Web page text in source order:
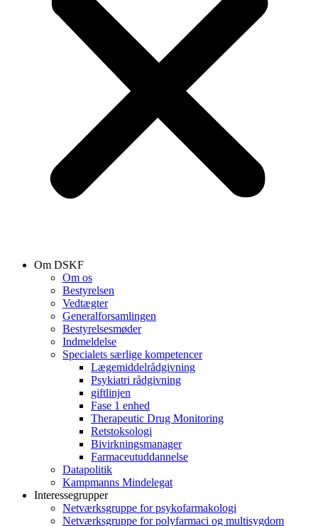
Om DSKF
Om os
Bestyrelsen
Vedtægter
Generalforsamlingen
Bestyrelsesmøder
Indmeldelse
Specialets særlige kompetencer
Lægemiddelrådgivning
Psykiatri rådgivning
giftlinjen
Fase 1 enhed
Therapeutic Drug Monitoring
Retstoksologi
Bivirkningsmanager
Farmaceutuddannelse
Datapolitik
Kampmanns Mindelegat
Interessegrupper
Netværksgruppe for psykofarmakologi
Netværksgruppe for polyfarmaci og multisygdom